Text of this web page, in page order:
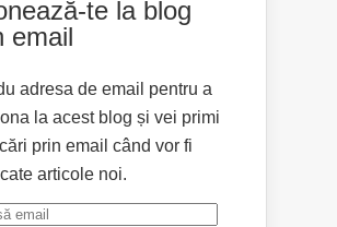
te la blog
email
adresa de email pentru a
la acest blog și vei primi
prin email când vor fi
articole noi.